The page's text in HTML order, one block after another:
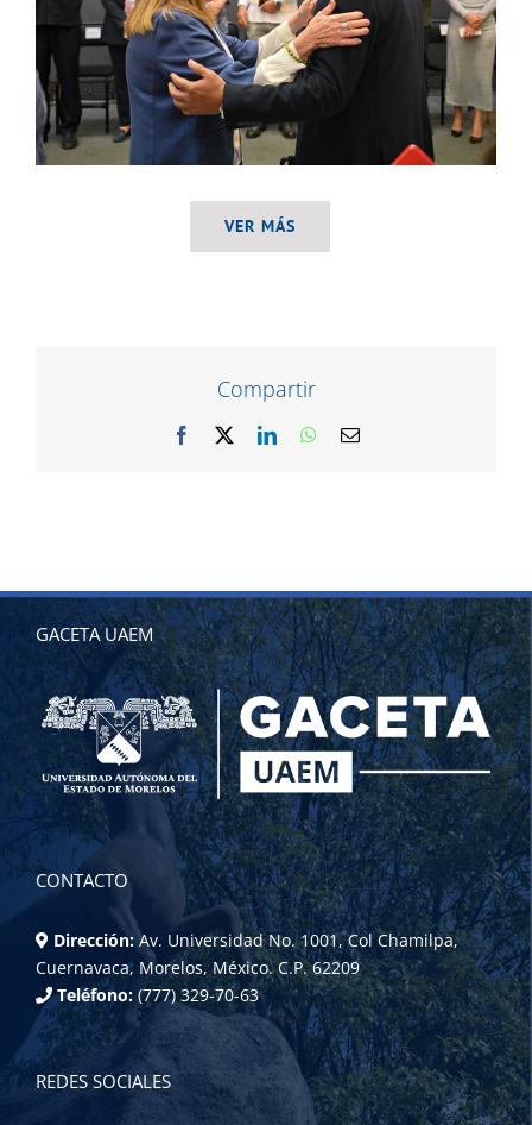
VER MÁS
Compartir
Facebook LinkedInWhatsApp
Correo
GACETA UAEM
CONTACTO
Dirección: Av. Universidad No. 1001, Col Chamilpa,
Cuernavaca, Morelos, México. C.P. 62209
Teléfono: (777) 329-70-63
REDES SOCIALES